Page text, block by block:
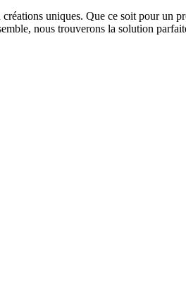
uniques. Que ce soit pour un
nous trouverons la solution